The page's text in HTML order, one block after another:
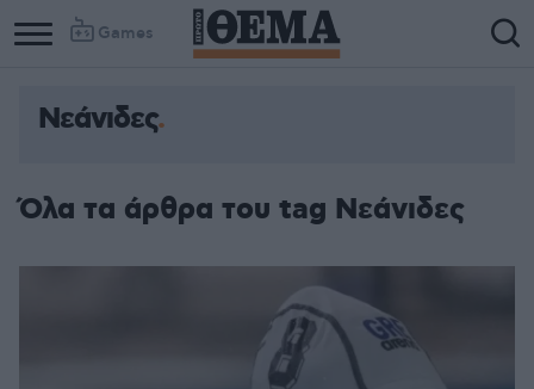
Games
Νεάνιδες
Όλα τα άρθρα του tag Νεάνιδες